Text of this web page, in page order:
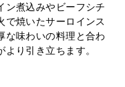
ン煮込みやビーフシチ
で焼いたサーロインス
な味わいの料理と合わ
り引き立ちます。